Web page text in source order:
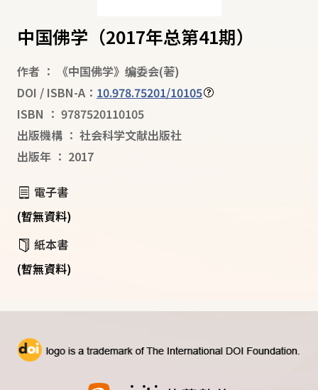
中国佛学（2017年总第41期）
作者 ： 《中国佛学》编委会(著)
DOI / ISBN-A： 10.978.75201/10105
ISBN ： 9787520110105
出版機構 ： 社会科学文献出版社
出版年 ： 2017
電子書
(暫無資料)
紙本書
(暫無資料)